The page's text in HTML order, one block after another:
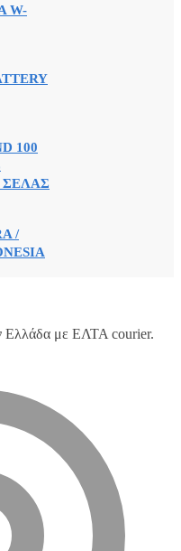
W-
100
ΣΕΛΑΣ
/
Ελλάδα με ΕΛΤΑ courier.